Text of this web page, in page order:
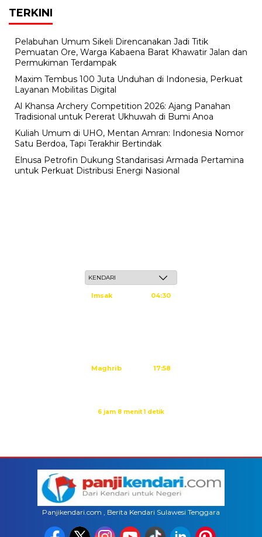
TERKINI
Pelabuhan Umum Sikeli Direncanakan Jadi Titik
Pemuatan Ore, Warga Kabaena Barat Khawatir Jalan dan
Permukiman Terdampak
Maxim Tembus 100 Juta Unduhan di Indonesia, Perkuat
Layanan Mobilitas Digital
Al Khansa Archery Competition 2026: Ajang Panahan
Tradisional untuk Pererat Ukhuwah di Bumi Anoa
Kuliah Umum di UHO, Mentan Amran: Indonesia Nomor
Satu Berdoa, Tapi Terakhir Bertindak
Elnusa Petrofin Dukung Standarisasi Armada Pertamina
untuk Perkuat Distribusi Energi Nasional
Imsak 04:30
Maghrib 17:58
6 jam 8 menit 1 detik
Panjikendari.com , Berita Kendari Sulawesi Tenggara